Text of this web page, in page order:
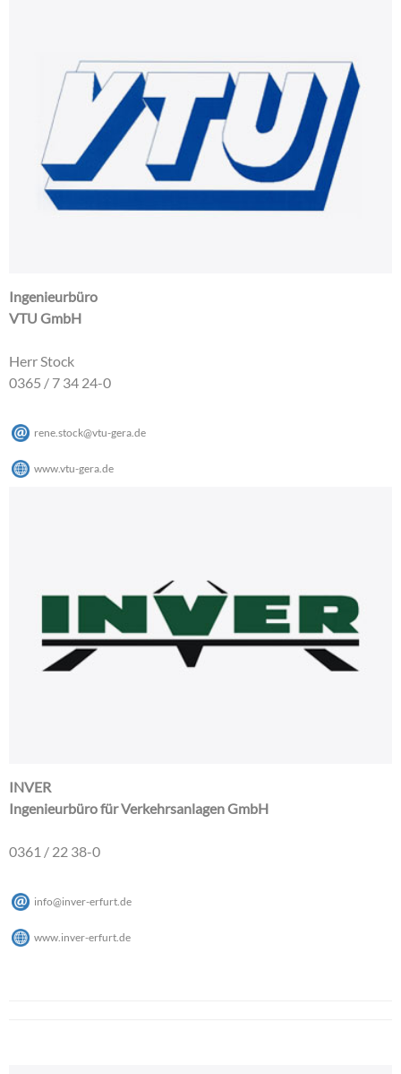
Ingenieurbüro
VTU GmbH
Herr Stock
0365 / 7 34 24-0
rene.stock@vtu-gera de
www.vtu-gera.de
INVER
Ingenieurbüro für Verkehrsanlagen GmbH
0361 / 22 38-0
info@inver-erfurt de
www.inver-erfurt.de